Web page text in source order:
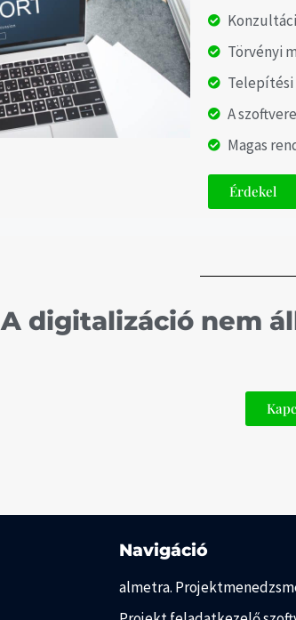
Törvényi
Telepítési
A
Magas
Érdekel
A digitalizáció nem
Navigáció
almetra.